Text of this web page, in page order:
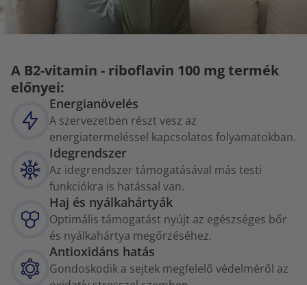
A B2-vitamin - riboflavin 100 mg termék
előnyei:
Energianövelés
A szervezetben részt vesz az
energiatermeléssel kapcsolatos folyamatokban.
Idegrendszer
Az idegrendszer támogatásával más testi
funkciókra is hatással van.
Haj és nyálkahártyák
Optimális támogatást nyújt az egészséges bőr
és nyálkahártya megőrzéséhez.
Antioxidáns hatás
Gondoskodik a sejtek megfelelő védelméről az